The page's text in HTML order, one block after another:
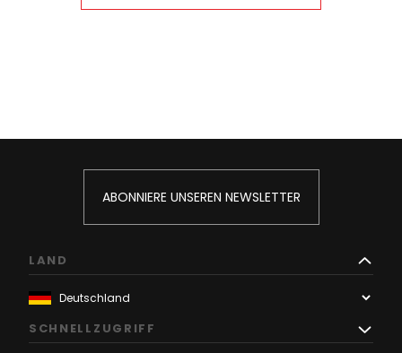
ABONNIERE UNSEREN NEWSLETTER
LAND
SCHNELLZUGRIFF